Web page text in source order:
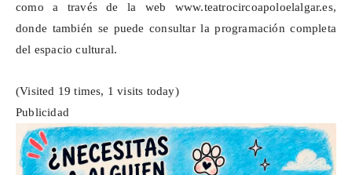
como a través de la web www.teatrocircoapoloelalgar.es,
donde también se puede consultar la programación completa
del espacio cultural.
(Visited 19 times, 1 visits today)
Publicidad